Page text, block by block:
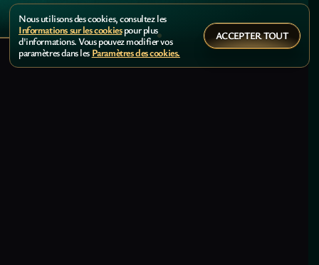
Nous utilisons des cookies, consultez les
Informations sur les cookiespour plus
d'informations. Vous pouvez modifier vos
paramètres dans les Paramètres des cookies.
ACCEPTER TOUT